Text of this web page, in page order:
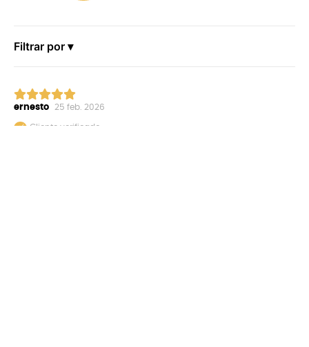
Filtrar por ▾
ernesto 25 feb. 2026
Cliente verificado